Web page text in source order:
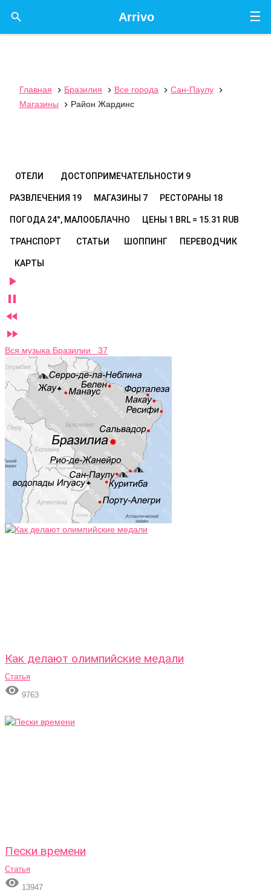
☰
Arrivo

Главная  Бразилия  Все города  Сан-Паулу

Магазины
 Район Жардинс
ОТЕЛИ ДОСТОПРИМЕЧАТЕЛЬНОСТИ 9
РАЗВЛЕЧЕНИЯ 19 МАГАЗИНЫ 7 РЕСТОРАНЫ 18
ПОГОДА 24°, МАЛООБЛАЧНО ЦЕНЫ 1 BRL = 15.31 RUB
ТРАНСПОРТ СТАТЬИ ШОППИНГ ПЕРЕВОДЧИК
КАРТЫ




Вся музыка Бразилии 37
Как делают олимпийские медали
Статья
 9763
Пески времени
Статья
 13947